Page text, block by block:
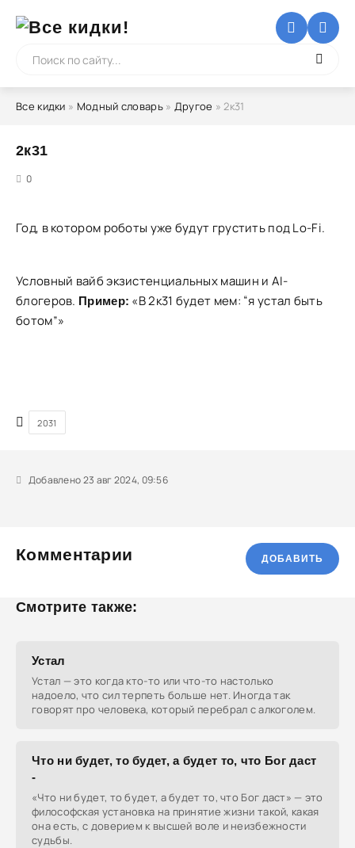
Все кидки » Модный словарь» Другое » 2к31
2к31
0
Год, в котором роботы уже будут грустить под Lo-Fi.
Условный вайб экзистенциальных машин и AI-
блогеров. Пример: «В 2к31 будет мем: “я устал быть
ботом”»
2031
Добавлено 23 авг 2024, 09:56
Комментарии ДОБАВИТЬ
Смотрите также:
Устал
Устал — это когда кто-то или что-то настолько
надоело, что сил терпеть больше нет. Иногда так
говорят про человека, который перебрал с алкоголем.
Что ни будет, то будет, а будет то, что Бог даст
-
«Что ни будет, то будет, а будет то, что Бог даст» — это
философская установка на принятие жизни такой, какая
она есть, с доверием к высшей воле и неизбежности
судьбы.